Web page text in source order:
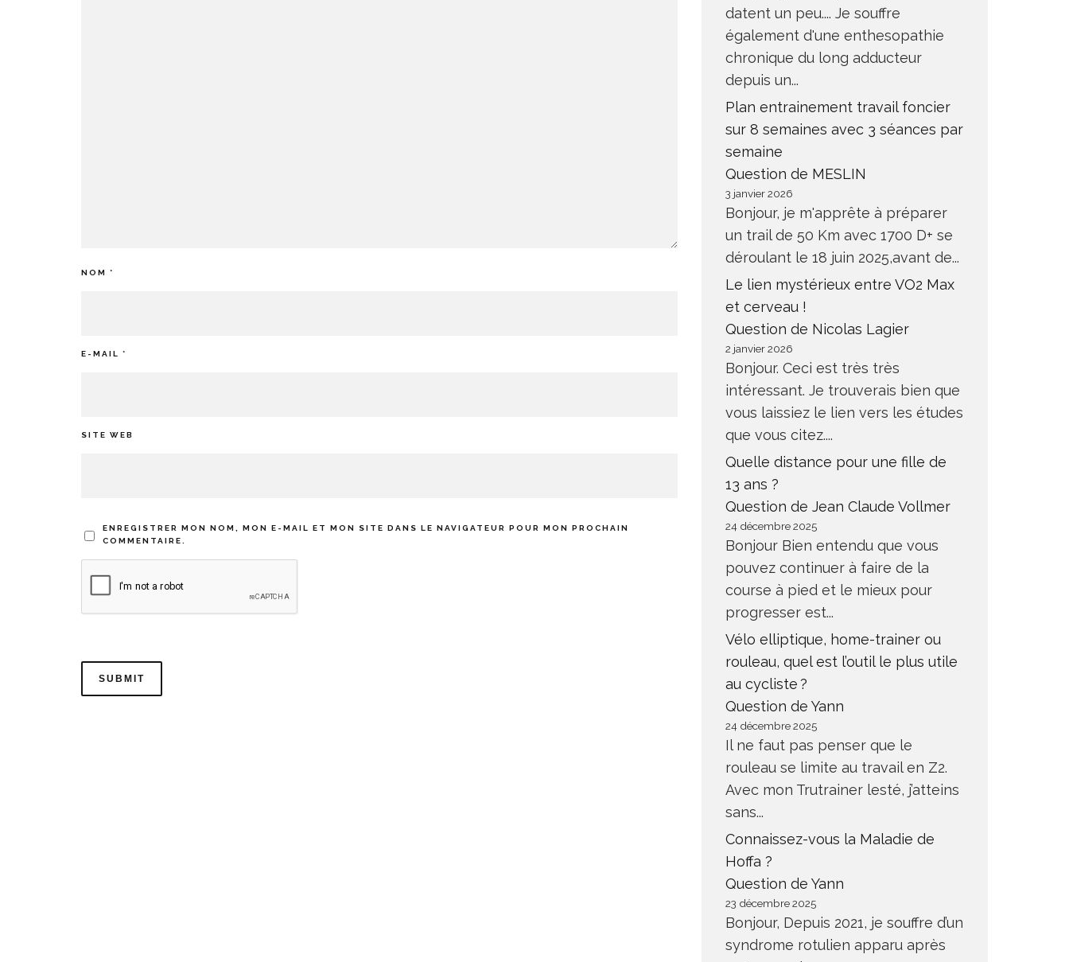
NOM *
E-MAIL *
SITE WEB
ENREGISTRER MON NOM, MON E-MAIL ET MON SITE DANS LE NAVIGATEUR POUR MON PROCHAIN
COMMENTAIRE.
datent un peu.... Je souffre
également d'une enthesopathie
chronique du long adducteur
depuis un...
Plan entrainement travail foncier
sur 8 semaines avec 3 séances par
semaine
Question de MESLIN
3 janvier 2026
Bonjour, je m'apprête à préparer
un trail de 50 Km avec 1700 D+ se
déroulant le 18 juin 2025,avant de...
Le lien mystérieux entre VO2 Max
et cerveau !
Question de Nicolas Lagier
2 janvier 2026
Bonjour. Ceci est très très
intéressant. Je trouverais bien que
vous laissiez le lien vers les études
que vous citez....
Quelle distance pour une fille de
13 ans ?
Question de Jean Claude Vollmer
24 décembre 2025
Bonjour Bien entendu que vous
pouvez continuer à faire de la
course à pied et le mieux pour
progresser est...
Vélo elliptique, home-trainer ou
rouleau, quel est l’outil le plus utile
au cycliste ?
Question de Yann
24 décembre 2025
Il ne faut pas penser que le
rouleau se limite au travail en Z2.
Avec mon Trutrainer lesté, j’atteins
sans...
Connaissez-vous la Maladie de
Hoffa ?
Question de Yann
23 décembre 2025
Bonjour, Depuis 2021, je souffre d’un
syndrome rotulien apparu après